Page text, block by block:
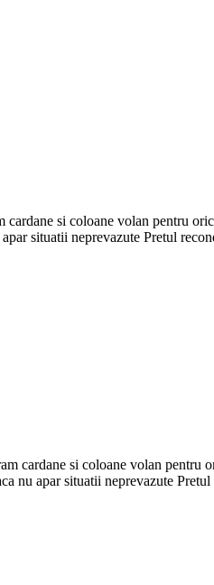
si coloane volan pentru
situatii neprevazute Pretul
cardane si coloane volan
nu apar situatii neprevazute